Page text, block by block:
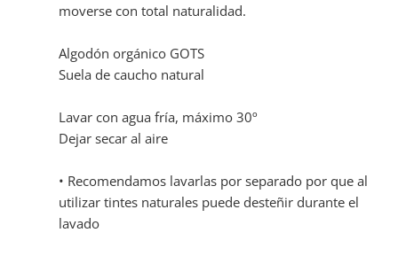
moverse con total naturalidad.
Algodón orgánico GOTS
Suela de caucho natural
Lavar con agua fría, máximo 30º
Dejar secar al aire
• Recomendamos lavarlas por separado por que al
utilizar tintes naturales puede desteñir durante el
lavado